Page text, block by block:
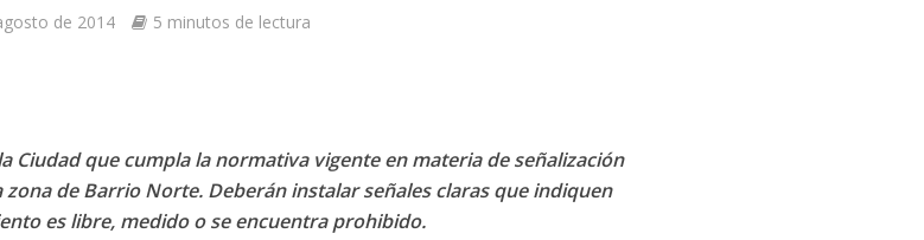
de 2014 5 minutos de lectura
Ciudad que cumplala normativa vigente en materia de señalización
de Barrio Norte. Deberán instalar señales claras que indiquen
es libre, medido o se encuentra prohibido.